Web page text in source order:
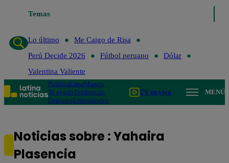
Temas
Lo último
Lo último
Me Caigo de Risa
Perú Decide 2026
Fútbol peruano
Dólar
Valentina Valiente
PolíticaLimaMundo
Te ayudoTendencias
DeportesEspectáculos
TV en vivo MENÚ
Noticias sobre : Yahaira
Plasencia